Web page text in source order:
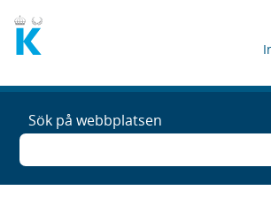
Sök på webbplatsen